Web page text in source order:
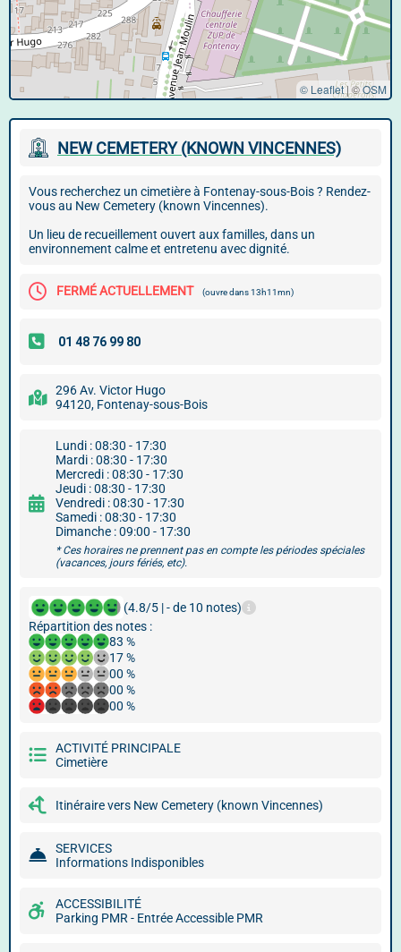
© Leaflet|©OSM
NEW CEMETERY (KNOWN VINCENNES)
Vous recherchez un cimetière à Fontenay-sous-Bois ? Rendez-
vous au New Cemetery (known Vincennes).
Un lieu de recueillement ouvert aux familles, dans un
environnement calme et entretenu avec dignité.
FERMÉ ACTUELLEMENT (ouvre dans 13h11mn)
296 Av. Victor Hugo
94120, Fontenay-sous-Bois
Lundi : 08:30 - 17:30
Mardi : 08:30 - 17:30
Mercredi : 08:30 - 17:30
Jeudi : 08:30 - 17:30
Vendredi : 08:30 - 17:30
Samedi : 08:30 - 17:30
Dimanche : 09:00 - 17:30
* Ces horaires ne prennent pas en compte les périodes spéciales
(vacances, jours fériés, etc).
(4.8/5 | - de 10 notes)
Répartition des notes :
83 %
17 %
00 %
00 %
00 %
ACTIVITÉ PRINCIPALE
Cimetière
Itinéraire vers New Cemetery (known Vincennes)
SERVICES
Informations Indisponibles
ACCESSIBILITÉ
Parking PMR - Entrée Accessible PMR